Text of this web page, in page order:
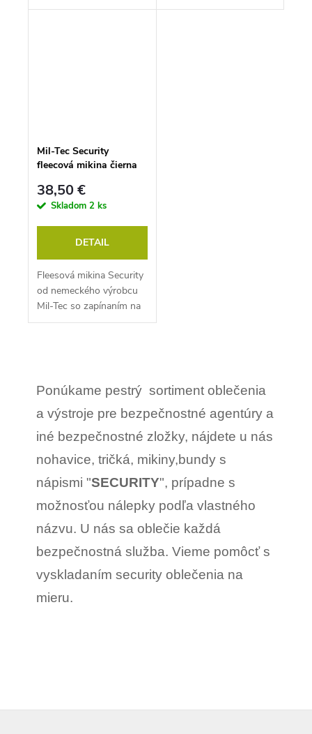
bavlny, príjemné na
Mil-Tec Security
fleecová mikina čierna
38,50 €
Skladom 2 ks
DETAIL
Fleesová mikina Security
od nemeckého výrobcu
Mil-Tec so zapínaním na
zips. Materiálové
á
a
i
p
v
y
ý
p
i
s
u
Ponúkame pestrý sortiment oblečenia
a výstroje pre bezpečnostné agentúry a
iné bezpečnostné zložky, nájdete u nás
nohavice, tričká, mikiny,bundy s
nápismi "SECURITY", prípadne s
možnosťou nálepky podľa vlastného
názvu. U nás sa oblečie každá
bezpečnostná služba. Vieme pomôcť s
vyskladaním security oblečenia na
mieru.